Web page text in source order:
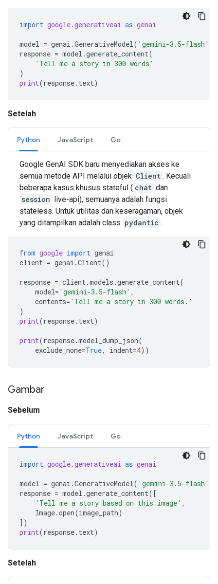
import google.generativeai as genai
model = genai .GenerativeModel( 'gemini-3.5-flash'
response = model .generate_content(
'Tell me a story in 300 words'
)
print(response. text)
Setelah
Python JavaScript Go
Google GenAI SDK baru menyediakan akses ke
semua metode API melalui objek Client . Kecuali
beberapa kasus khusus stateful ( chat dan
session live-api), semuanya adalah fungsi
stateless. Untuk utilitas dan keseragaman, objek
yang ditampilkan adalah class pydantic .
from google import genai
client = genai .Client()
response = client.models .generate_content(
model= 'gemini-3.5-flash' ,
contents= 'Tell me a story in 300 words.'
)
print(response. text)
print(response.model_dump_json(
exclude_none=True, indent=4))
Gambar
Sebelum
Python JavaScript Go
import google.generativeai as genai
model = genai .GenerativeModel( 'gemini-3.5-flash'
response = model .generate_content([
'Tell me a story based on this image' ,
Image.open(image_path)
])
print(response. text)
Setelah